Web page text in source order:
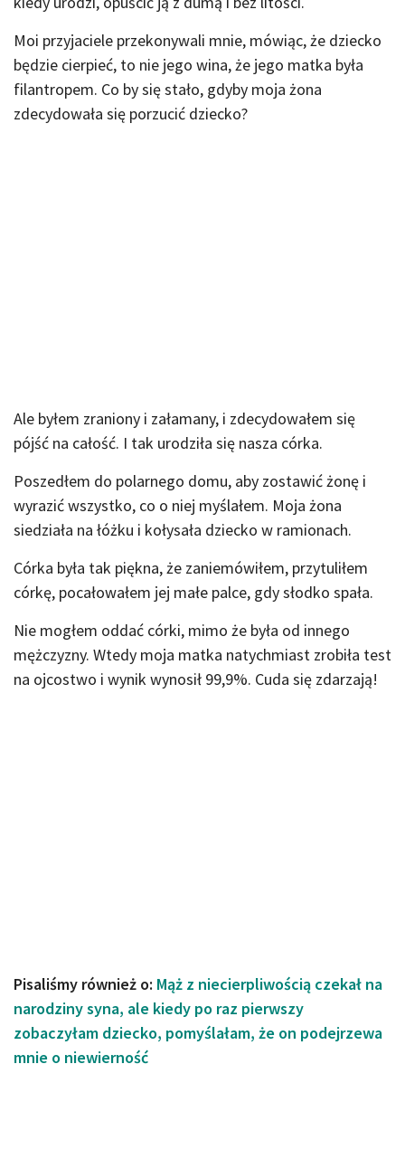
Moi przyjaciele przekonywali mnie, mówiąc, że dziecko
będzie cierpieć, to nie jego wina, że jego matka była
filantropem. Co by się stało, gdyby moja żona
zdecydowała się porzucić dziecko?
Ale byłem zraniony i załamany, i zdecydowałem się
pójść na całość. I tak urodziła się nasza córka.
Poszedłem do polarnego domu, aby zostawić żonę i
wyrazić wszystko, co o niej myślałem. Moja żona
siedziała na łóżku i kołysała dziecko w ramionach.
Córka była tak piękna, że zaniemówiłem, przytuliłem
córkę, pocałowałem jej małe palce, gdy słodko spała.
Nie mogłem oddać córki, mimo że była od innego
mężczyzny. Wtedy moja matka natychmiast zrobiła test
na ojcostwo i wynik wynosił 99,9%. Cuda się zdarzają!
Pisaliśmy również o: Mąż z niecierpliwością czekał na
narodziny syna, ale kiedy po raz pierwszy
zobaczyłam dziecko, pomyślałam, że on podejrzewa
mnie o niewierność